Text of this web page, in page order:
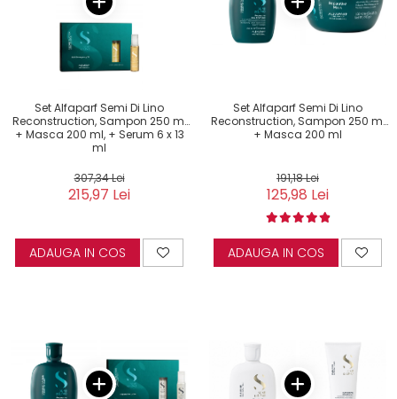
Set Alfaparf Semi Di Lino
Reconstruction, Sampon 250 ml
+ Masca 200 ml, + Serum 6 x 13
ml
307,34 Lei
215,97 Lei
ADAUGA IN COS
Set Alfaparf Semi Di Lino
Reconstruction, Sampon 250 ml
+ Masca 200 ml
191,18 Lei
125,98 Lei
ADAUGA IN COS